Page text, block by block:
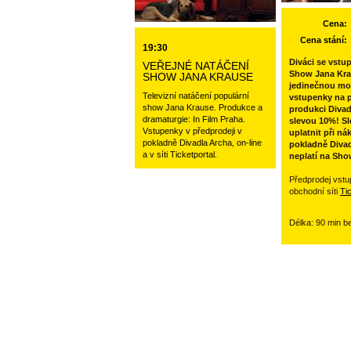
19:30
VEŘEJNÉ NATÁČENÍ
SHOW JANA KRAUSE
Televizní natáčení populární
show Jana Krause. Produkce a
dramaturgie: In Film Praha.
Vstupenky v předprodeji v
pokladně Divadla Archa, on-line
a v síti Ticketportal.
Cena:
Cena stání:
Diváci se
Show Jana
jedinečnou
vstupenky na
produkci
slevou 10%!
uplatnit při
pokladně
neplatí na
Předprodej
obchodní síti
Délka: 90 min